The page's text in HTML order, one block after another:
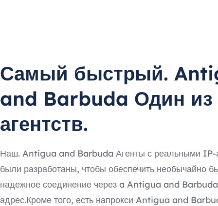
Самый быстрый.
and Barbuda Один из
агентств.
Наш. Antigua and Barbuda Агенты с реальными IP-
были разработаны, чтобы обеспечить необычайно
надежное соединение через a Antigua and
адрес.Кроме того, есть напрокси Antigua and